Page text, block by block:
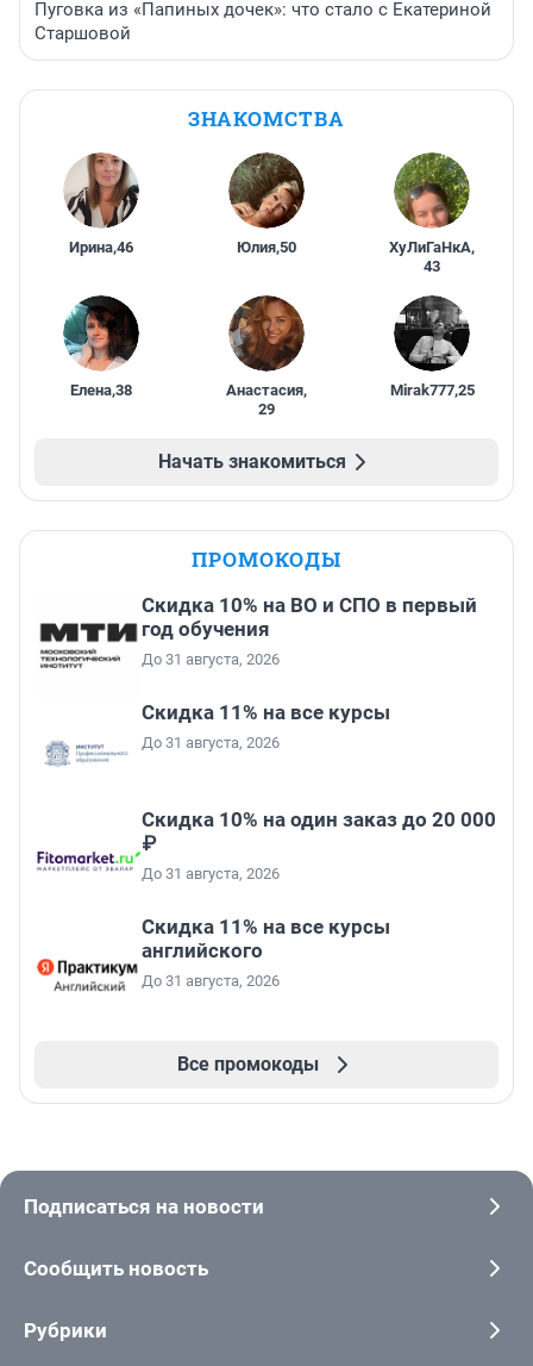
Пуговка из «Папиных дочек»: что стало с Екатериной
Старшовой
ЗНАКОМСТВА
Ирина,46 Юлия,50 ХуЛиГаНкА,
43
Елена,38 Анастасия,
29
Mirak777,25
Начать знакомиться
ПРОМОКОДЫ
Скидка 10% на ВО и СПО в первый
год обучения
До 31 августа, 2026
Скидка 11% на все курсы
До 31 августа, 2026
Скидка 10% на один заказ до 20 000
₽
До 31 августа, 2026
Скидка 11% на все курсы
английского
До 31 августа, 2026
Все промокоды
Подписаться на новости
Сообщить новость
Рубрики